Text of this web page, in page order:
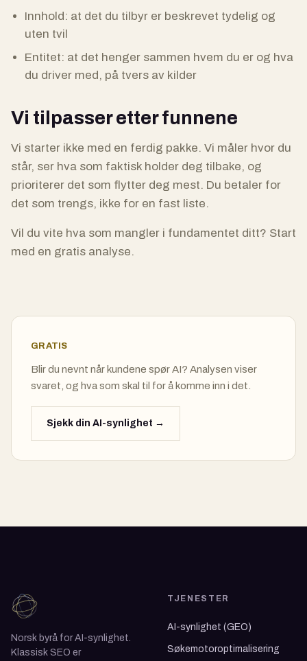
Innhold: at det du tilbyr er beskrevet tydelig og
uten tvil
Entitet: at det henger sammen hvem du er og hva
du driver med, på tvers av kilder
Vi tilpasser etter funnene
Vi starter ikke med en ferdig pakke. Vi måler hvor du
står, ser hva som faktisk holder deg tilbake, og
prioriterer det som flytter deg mest. Du betaler for
det som trengs, ikke for en fast liste.
Vil du vite hva som mangler i fundamentet ditt? Start
med en gratis analyse.
GRATIS
Blir du nevnt når kundene spør AI? Analysen viser
svaret, og hva som skal til for å komme inn i det.
Sjekk din AI-synlighet →
Norsk byrå for AI-synlighet.
Klassisk SEO er
TJENESTER
AI-synlighet (GEO)
Søkemotoroptimalisering